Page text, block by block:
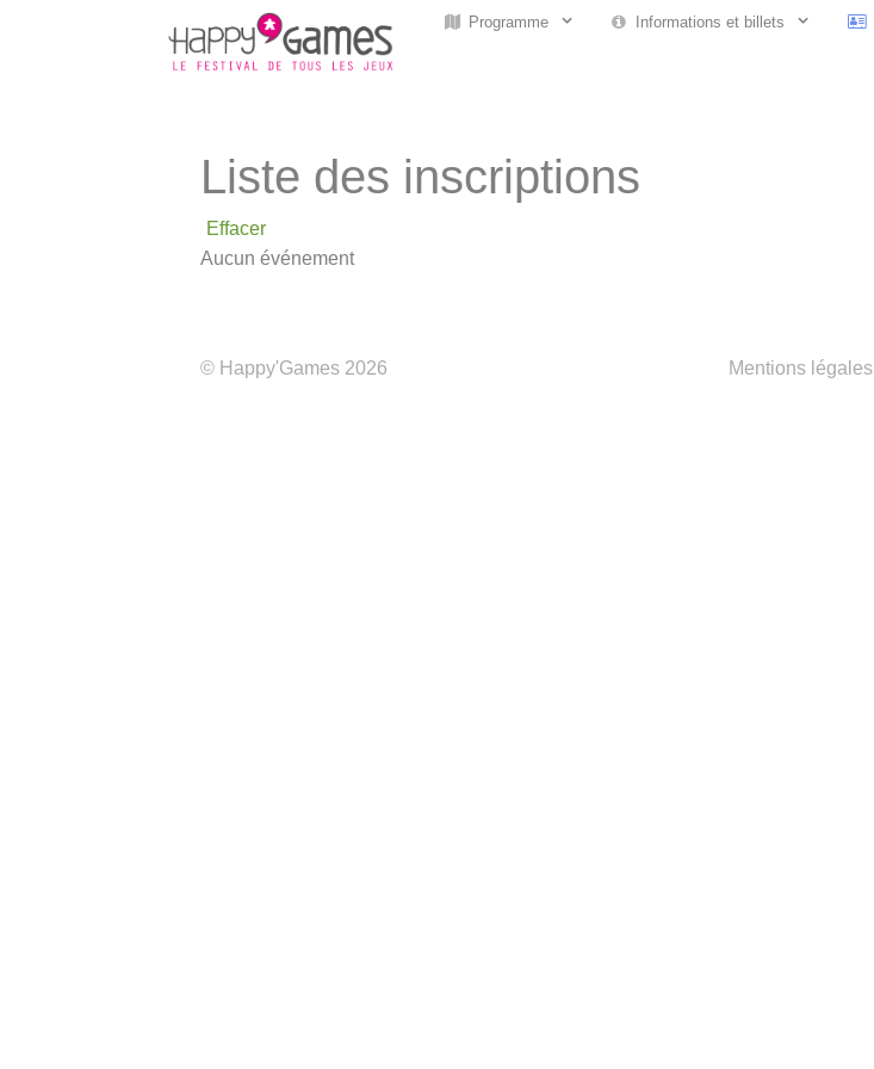
Programme Informations et billets
Liste des inscriptions
Effacer
Aucun événement
© Happy'Games 2026 Mentions légales